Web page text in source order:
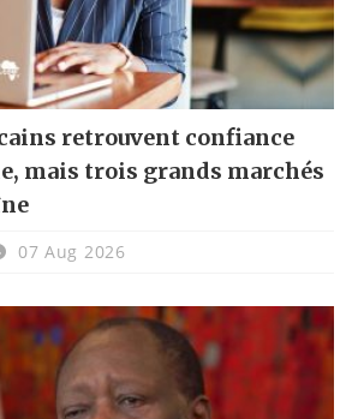
retrouvent confiance
mais trois grands marchés
07 Aug 2026